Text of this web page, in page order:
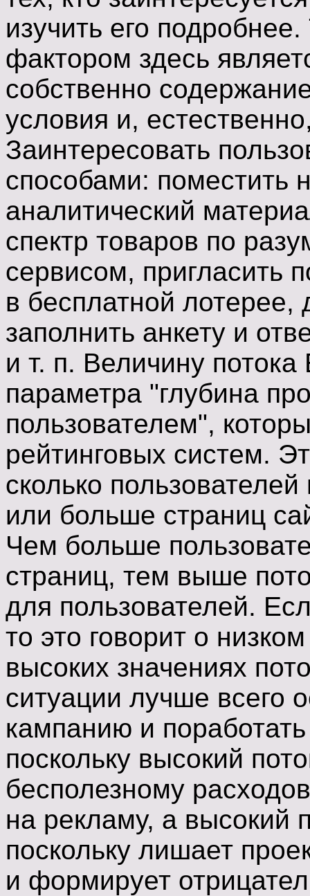
изучить его
фактором здесь
собственно
условия и,
Заинтересовать
способами: поместить
аналитический
спектр товаров по
сервисом, пригласить
в бесплатной лотерее,
заполнить анкету и
и т. п. Величину
параметра "глубина
пользователем",
рейтинговых систем.
сколько
или больше страниц
Чем больше
страниц, тем выше
для пользователей.
то это говорит о
высоких значениях
ситуации лучше всего
кампанию и
поскольку высокий
бесполезному
на рекламу, а высокий
поскольку лишает
и формирует